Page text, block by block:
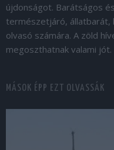
újdonságot. Barátságos
természetjáró,
olvasó számára. A zöld
megoszthatnak valami jót.
MÁSOK ÉPP EZT OLVASSÁK